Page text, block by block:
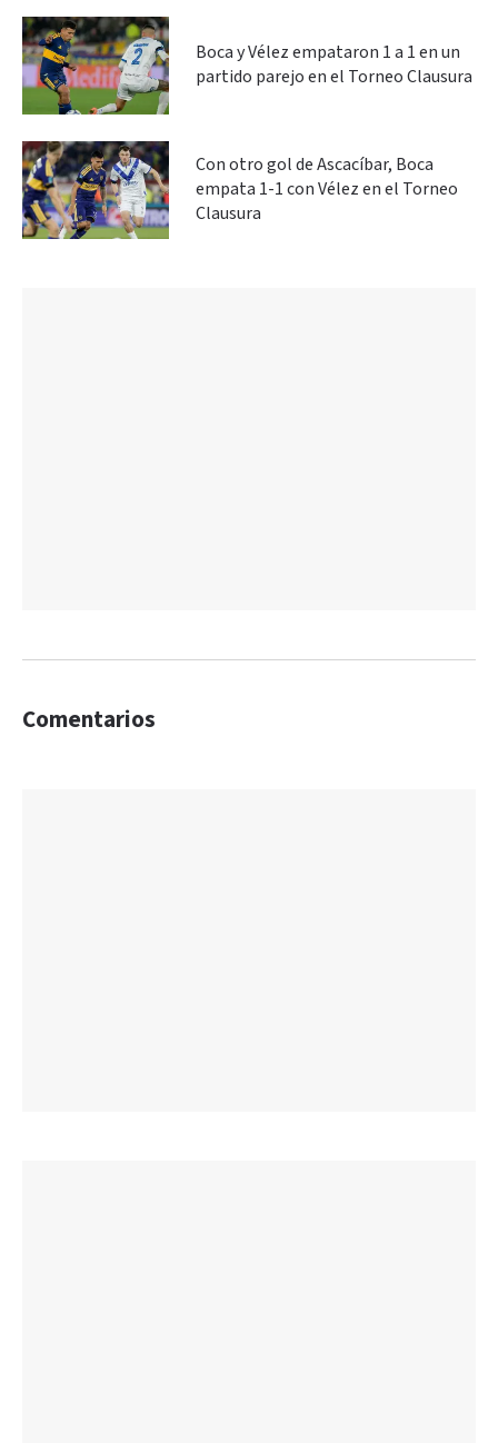
Boca y Vélez empataron 1 a 1 en un
partido parejo en el Torneo Clausura
Con otro gol de Ascacíbar, Boca
empata 1-1 con Vélez en el Torneo
Clausura
Comentarios